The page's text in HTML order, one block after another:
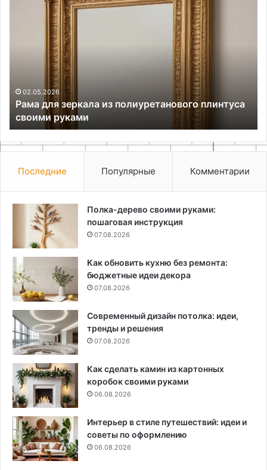
полиуретанового
руками
02.05.2026
Рама для зеркала из полиуретанового плинтуса
своими руками
Последние Популярные Комментарии
Полка-дерево своими руками:
пошаговая инструкция
07.08.2026
Как обновить кухню без ремонта:
бюджетные идеи декора
07.08.2026
Современный дизайн потолка: идеи,
тренды и решения
07.08.2026
Как сделать камин из картонных
коробок своими руками
06.08.2026
Интерьер в стиле путешествий: идеи и
советы по оформлению
06.08.2026